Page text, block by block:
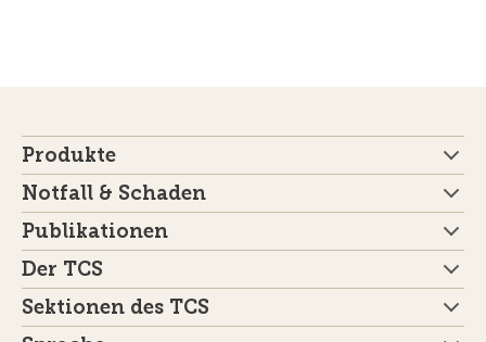
Produkte
Notfall & Schaden
Publikationen
Der TCS
Sektionen des TCS